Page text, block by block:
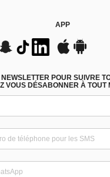
APP
POUR SUIVRE
VOUS DÉSABONNER À TOUT